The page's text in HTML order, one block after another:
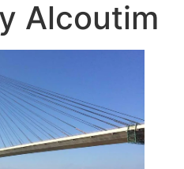
Alcoutim